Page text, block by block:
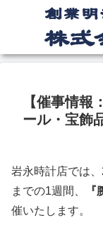
【催事情報
ール・宝飾
岩永時計店では
までの1週間、
催いたします。